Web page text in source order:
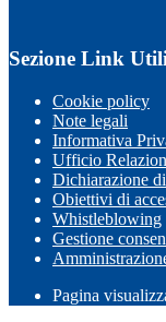
Sezione Link
Cookie policy
Note legali
Informativa
Ufficio
Dichiarazione
Obiettivi di
Whistleblowing
Gestione
Pagina